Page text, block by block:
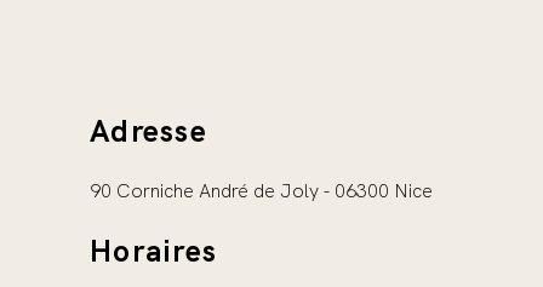
Adresse
90 Corniche André de Joly - 06300 Nice
Horaires